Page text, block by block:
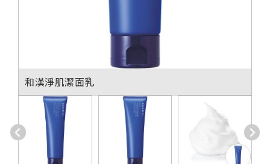
和漢淨肌潔面乳